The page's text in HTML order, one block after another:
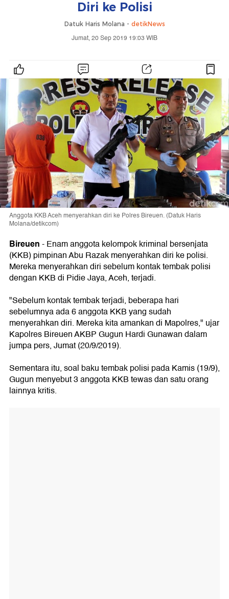
Diri ke Polisi
Datuk Haris Molana - detikNews
Jumat, 20 Sep 2019 19:03 WIB
Anggota KKB Aceh menyerahkan diri ke Polres Bireuen. (Datuk Haris
Molana/detikcom)
Bireuen-Enam anggota kelompok kriminal bersenjata
(KKB) pimpinan Abu Razak menyerahkan diri ke polisi.
Mereka menyerahkan diri sebelum kontak tembak polisi
dengan KKB di Pidie Jaya, Aceh, terjadi.
"Sebelum kontak tembak terjadi, beberapa hari
sebelumnya ada 6 anggota KKB yang sudah
menyerahkan diri. Mereka kita amankan di Mapolres," ujar
Kapolres Bireuen AKBP Gugun Hardi Gunawan dalam
jumpa pers, Jumat (20/9/2019).
Sementara itu, soal baku tembak polisi pada Kamis (19/9),
Gugun menyebut 3 anggota KKB tewas dan satu orang
lainnya kritis.